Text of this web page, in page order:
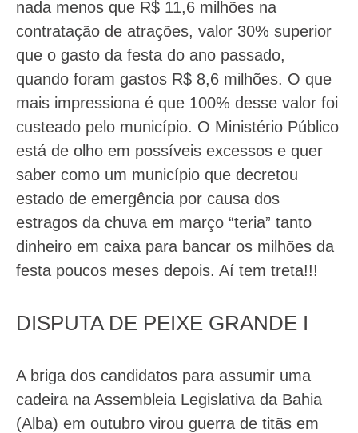
nada menos que R$ 11,6 milhões na
contratação de atrações, valor 30% superior
que o gasto da festa do ano passado,
quando foram gastos R$ 8,6 milhões. O que
mais impressiona é que 100% desse valor foi
custeado pelo município. O Ministério Público
está de olho em possíveis excessos e quer
saber como um município que decretou
estado de emergência por causa dos
estragos da chuva em março “teria” tanto
dinheiro em caixa para bancar os milhões da
festa poucos meses depois. Aí tem treta!!!
DISPUTA DE PEIXE GRANDE I
A briga dos candidatos para assumir uma
cadeira na Assembleia Legislativa da Bahia
(Alba) em outubro virou guerra de titãs em